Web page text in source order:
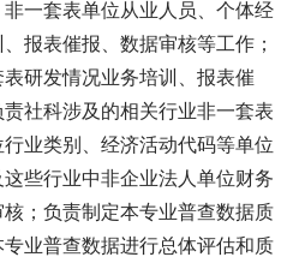
一套表单位从业人员、个体经
报表催报、数据审核等工作；
研发情况业务培训、报表催
社科涉及的相关行业非一套表
业类别、经济活动代码等单位
些行业中非企业法人单位财务
；负责制定本专业普查数据质
业普查数据进行总体评估和质